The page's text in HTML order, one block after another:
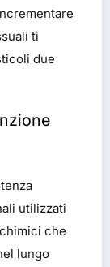
ti
due
utilizzati
che
lungo